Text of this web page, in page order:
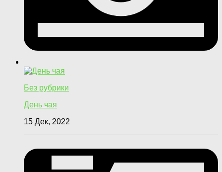
Без рубрики
День чая
15 Дек, 2022